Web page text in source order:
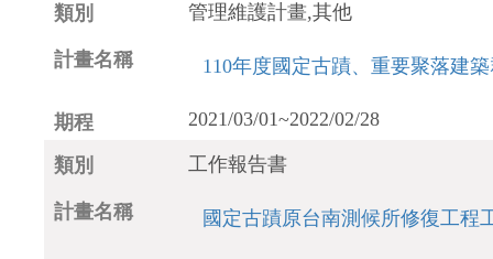
管理維護計畫,其他
110年度國定古蹟、重要聚落建
2021/03/01~2022/02/28
工作報告書
國定古蹟原台南測候所修復工程